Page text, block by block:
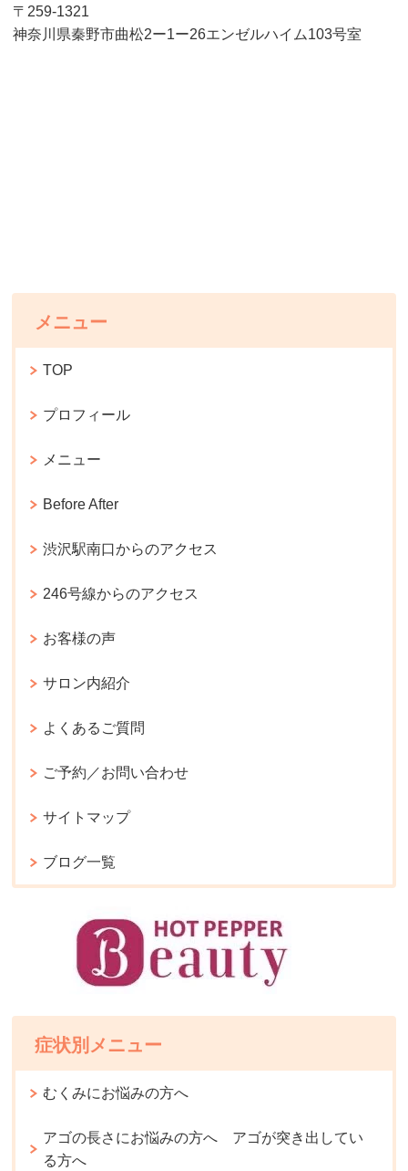
〒259-1321
神奈川県秦野市曲松2ー1ー26エンゼルハイム103号室
メニュー
TOP
プロフィール
メニュー
Before After
渋沢駅南口からのアクセス
246号線からのアクセス
お客様の声
サロン内紹介
よくあるご質問
ご予約／お問い合わせ
サイトマップ
ブログ一覧
症状別メニュー
むくみにお悩みの方へ
アゴの長さにお悩みの方へ アゴが突き出してい
る方へ